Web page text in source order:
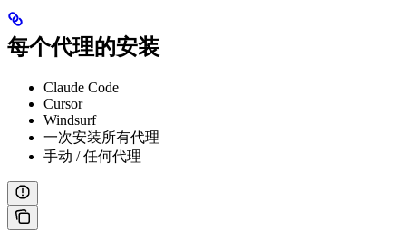
每个代理的安装
Claude Code
Cursor
Windsurf
一次安装所有代理
手动 / 任何代理